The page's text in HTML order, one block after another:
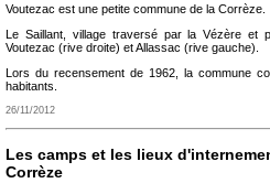
Voutezac est une petite commune de la Corrèze.
Le Saillant, village traversé par la Vézère et
Voutezac (rive droite) et Allassac (rive gauche).
Lors du recensement de 1962, la commune
habitants.
26/11/2012
Les camps et les lieux
Corrèze